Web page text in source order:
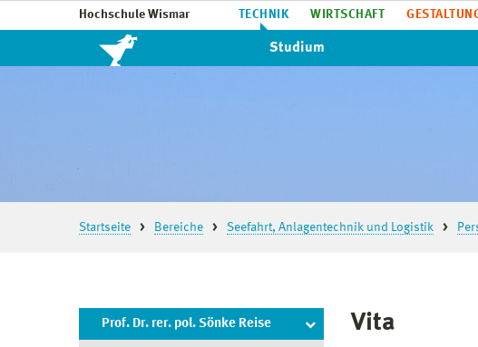
Hochschule Wismar TECHNIK WIRTSCHAFT
Studium
Startseite Bereiche Seefahrt, Anlagentechnik und Logistik
Prof. Dr. rer. pol. Sönke Reise Vita